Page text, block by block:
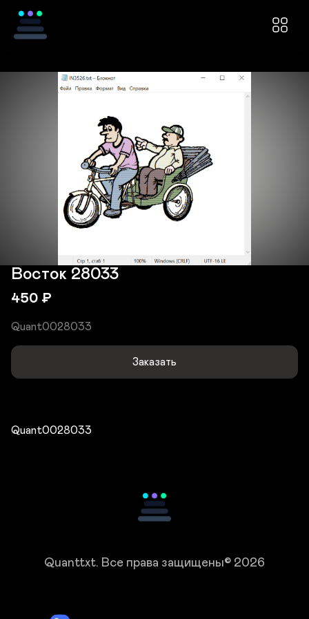
Восток 28033
450 ₽
Quant0028033
Заказать
Quant0028033
Quanttxt. Все права защищены© 2026